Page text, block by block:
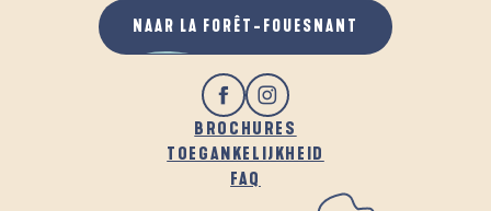
BROCHURES
TOEGANKELIJKHEID
FAQ
NAAR LA FORÊT-FOUESNANT